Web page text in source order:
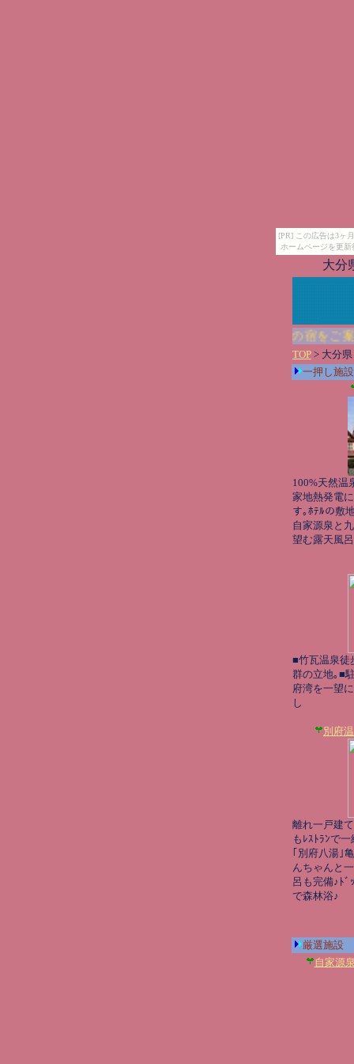
[PR] この広告は3ヶ
ホームページを更
大分
自家源泉を楽しめる施設中心の大分県で人気の宿をご案内
TOP > 大分県
一押し施設
100%天然
家地熱発電
す｡ﾎﾃﾙの敷
自家源泉と
望む露天風
■竹瓦温泉徒
群の立地｡■
府湾を一望
し
別府
離れ一戸建
もﾚｽﾄﾗﾝで一
｢別府八湯｣
んちゃんと
呂も完備♪ﾄﾞ
で森林浴♪
厳選施設
自家源